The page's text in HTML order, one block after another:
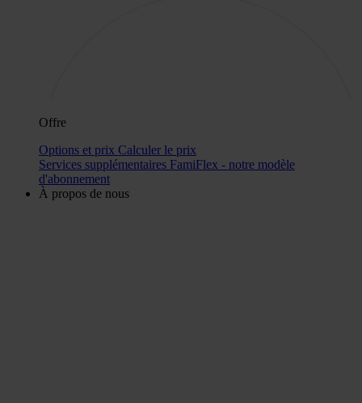
Offre
Options et prix Calculer le prix
Services supplémentaires FamiFlex - notre modèle
d'abonnement
À propos de nous